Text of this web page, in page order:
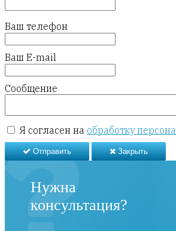
Ваш телефон
Ваш E-mail
Сообщение
Я согласен на обработку
Отправить Закрыть
Нужна
консультация?